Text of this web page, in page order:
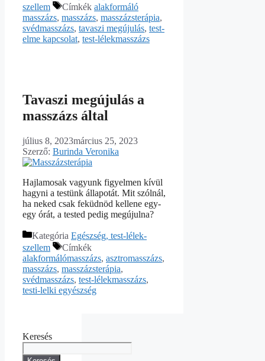
szellem
Címkék alakformáló
masszázs, masszázs, masszázsterápia,
svédmasszázs, tavaszi megújulás, test-
elme kapcsolat, test-lélekmasszázs
Tavaszi megújulás a
masszázs által
július 8, 2023március 25, 2023
Szerző: Burinda Veronika
Hajlamosak vagyunk figyelmen kívül
hagyni a testünk állapotát. Mit szólnál,
ha neked csak feküdnöd kellene egy-
egy órát, a tested pedig megújulna?
Kategória Egészség, test-lélek-
szellem
Címkék
alakformálómasszázs, asztromasszázs,
masszázs, masszázsterápia,
svédmasszázs, test-lélekmasszázs,
testi-lelki egyészség
Keresés